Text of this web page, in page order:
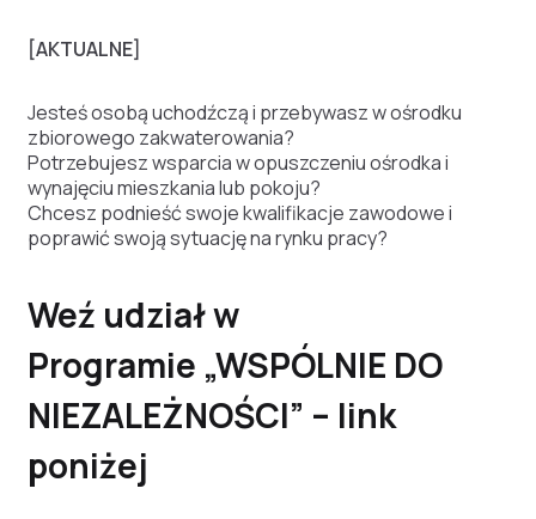
[AKTUALNE]
Jesteś osobą uchodźczą i przebywasz w ośrodku
zbiorowego zakwaterowania?
Potrzebujesz wsparcia w opuszczeniu ośrodka i
wynajęciu mieszkania lub pokoju?
Chcesz podnieść swoje kwalifikacje zawodowe i
poprawić swoją sytuację na rynku pracy?
Weź udział w
Programie „WSPÓLNIE DO
NIEZALEŻNOŚCI” – link
poniżej